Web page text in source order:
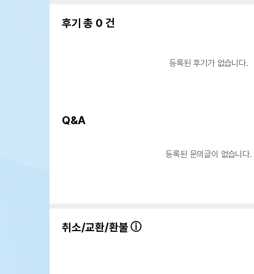
후기 총 0 건
등록된 후기가 없습니다.
Q&A
등록된 문의글이 없습니다.
취소/교환/환불